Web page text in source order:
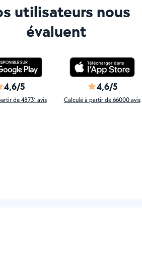
utilisateurs nous
évaluent
4,6/5
de 48731 avis
4,6/5
Calculé à partir de 66000 avis